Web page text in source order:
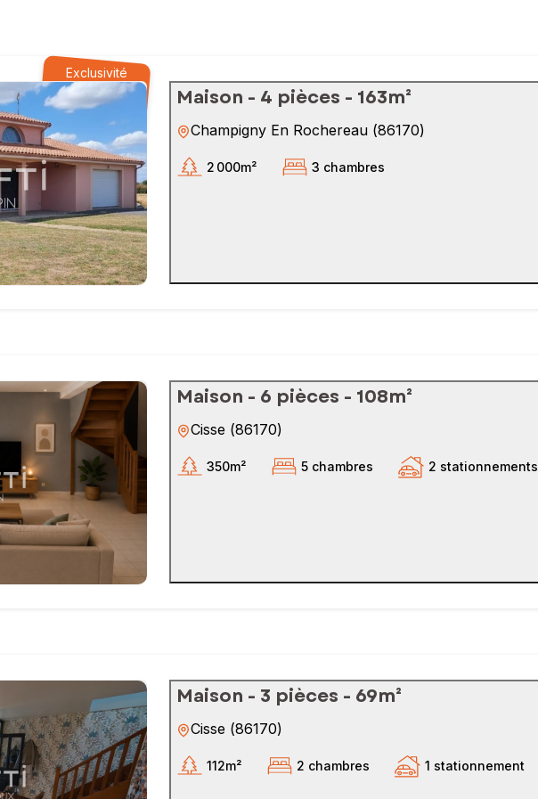
Exclusivité
Maison - 4 pièces - 163m²
Champigny En Rochereau (86170)
2 000m² 3 chambres
Maison - 6 pièces - 108m²
Cisse (86170)
350m² 5 chambres 2 stationnements
Maison - 3 pièces - 69m²
Cisse (86170)
112m² 2 chambres 1 stationnement